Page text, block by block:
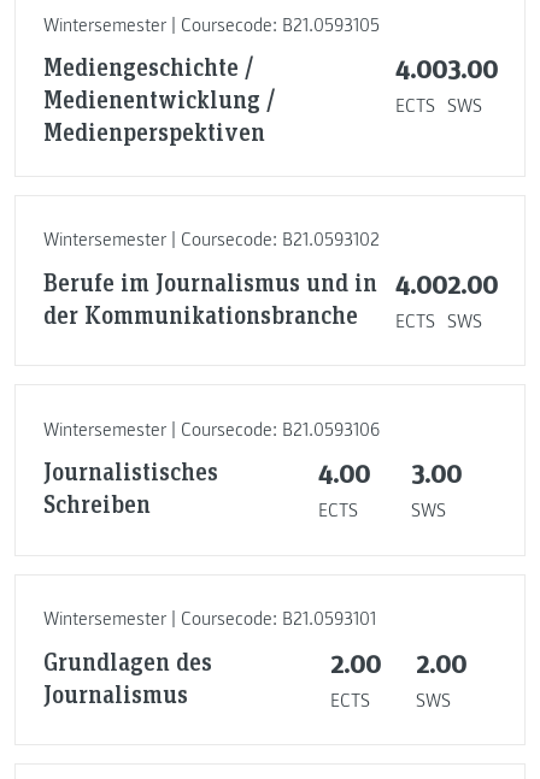
Wintersemester | Coursecode: B21.0593105
Mediengeschichte /
Medienentwicklung /
Medienperspektiven
4.00
ECTS
3.00
SWS
Wintersemester | Coursecode: B21.0593102
Berufe im Journalismus und in
der Kommunikationsbranche
4.00
ECTS
2.00
SWS
Wintersemester | Coursecode: B21.0593106
Journalistisches
Schreiben
4.00
ECTS
3.00
SWS
Wintersemester | Coursecode: B21.0593101
Grundlagen des
Journalismus
2.00
ECTS
2.00
SWS